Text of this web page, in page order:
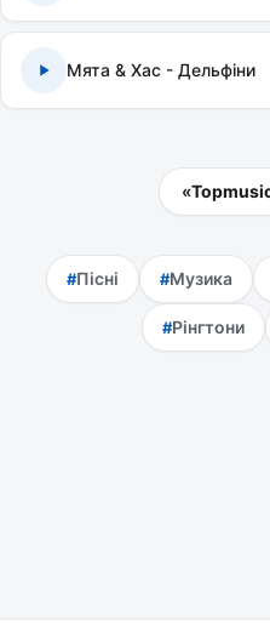
Мята & Хас - Дельфіни
«
Пісні Музика
Рінгтони